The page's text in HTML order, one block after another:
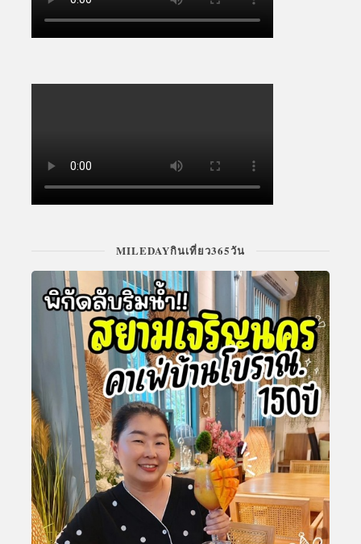
MILEDAYกินเที่ยว365วัน